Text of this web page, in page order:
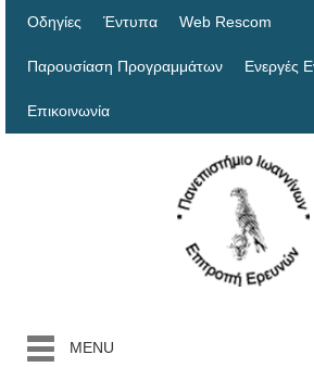
Οδηγίες Έντυπα Web Rescom
Παρουσίαση Προγραμμάτων Ενεργές
Επικοινωνία
MENU